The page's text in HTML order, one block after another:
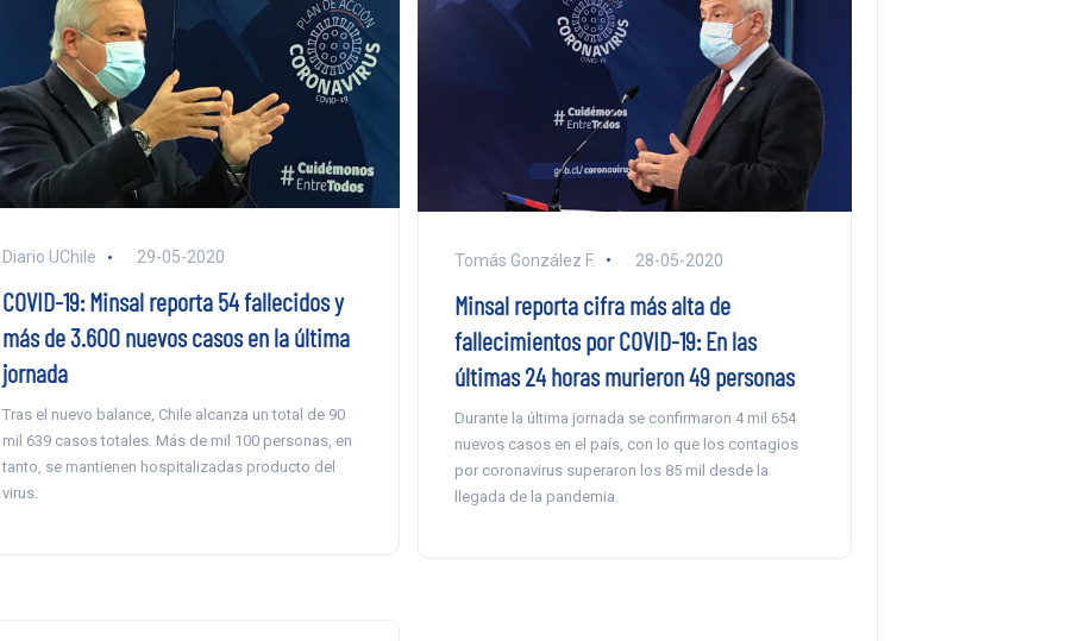
Diario UChile 29-05-2020
COVID-19: Minsal reporta 54 fallecidos y
más de 3.600 nuevos casos en la última
jornada
Tras el nuevo balance, Chile alcanza un total de 90
mil 639 casos totales. Más de mil 100 personas, en
tanto, se mantienen hospitalizadas producto del
virus.
Tomás González F. 28-05-2020
Minsal reporta cifra más alta de
fallecimientos por COVID-19: En las
últimas 24 horas murieron 49 personas
Durante la última jornada se confirmaron 4 mil 654
nuevos casos en el país, con lo que los contagios
por coronavirus superaron los 85 mil desde la
llegada de la pandemia.